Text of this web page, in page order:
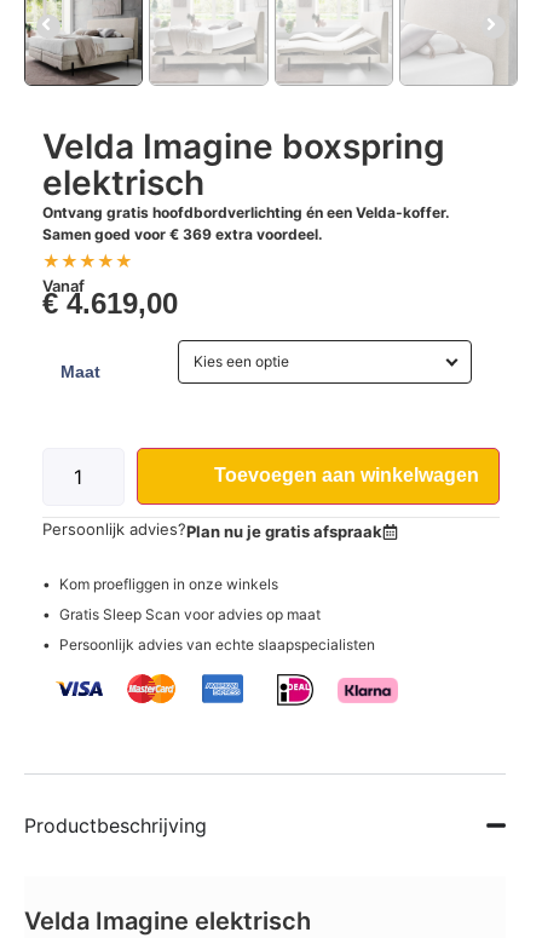
Velda Imagine boxspring
elektrisch
Ontvang gratis hoofdbordverlichting én een Velda-koffer.
Samen goed voor € 369 extra voordeel.
★★★★★
Vanaf
€4.619,00
Maat
Kies een optie
Toevoegen aan winkelwagen
Persoonlijk advies?Plan nu je gratis afspraak
Kom proefliggen in onze winkels
Gratis Sleep Scan voor advies op maat
Persoonlijk advies van echte slaapspecialisten
Productbeschrijving
Velda Imagine elektrisch